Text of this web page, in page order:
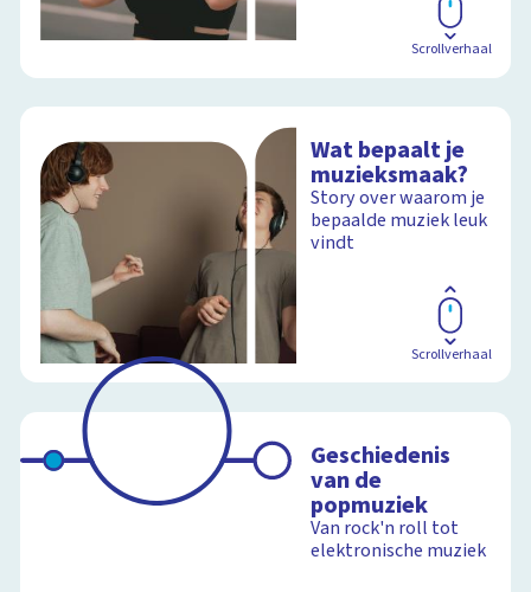
Scrollverhaal
Wat bepaalt je
muzieksmaak?
Story over waarom je
bepaalde muziek leuk
vindt
Scrollverhaal
Geschiedenis
van de
popmuziek
Van rock'n roll tot
elektronische muziek